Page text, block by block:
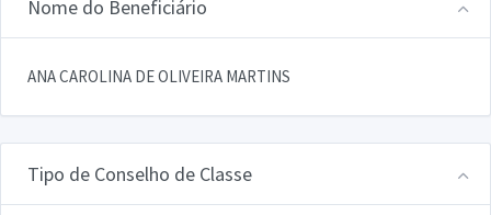
Nome do Beneficiário
ANA CAROLINA DE OLIVEIRA MARTINS
Tipo de Conselho de Classe